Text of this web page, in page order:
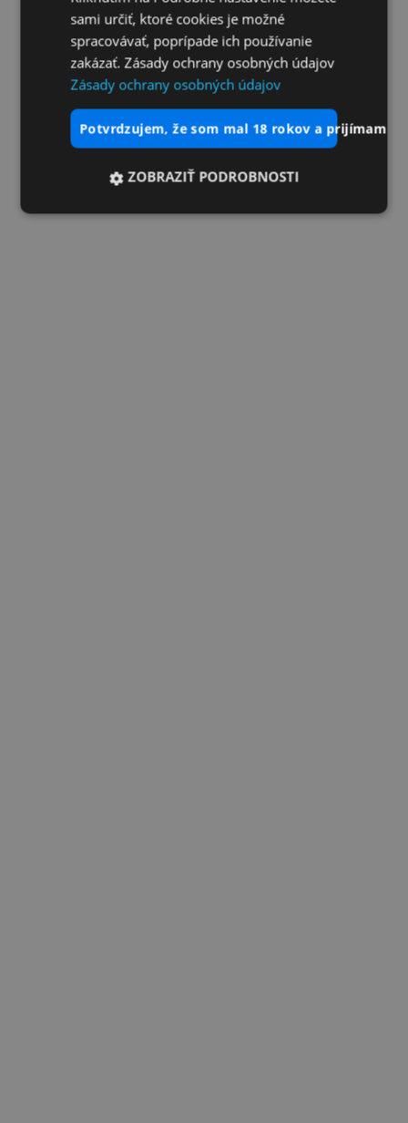
sami určiť, ktoré cookies je možné
spracovávať, poprípade ich používanie
zakázať. Zásady ochrany osobných údajov
Zásady ochrany osobných údajov
potvrdzujem, že som mal 18 rokov a prijímam
ZOBRAZIŤ PODROBNOSTI